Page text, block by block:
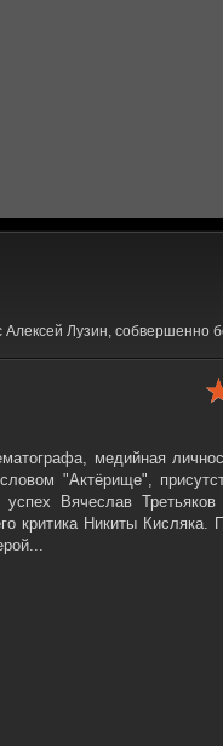
Лузин, собвершенно
медийная
"Актёрище",
Вячеслав
критика Никиты Кисляка.